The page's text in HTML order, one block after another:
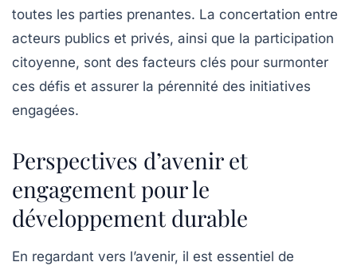
toutes les parties prenantes. La concertation entre
acteurs publics et privés, ainsi que la participation
citoyenne, sont des facteurs clés pour surmonter
ces défis et assurer la pérennité des initiatives
engagées.
Perspectives d’avenir et
engagement pour le
développement durable
En regardant vers l’avenir, il est essentiel de